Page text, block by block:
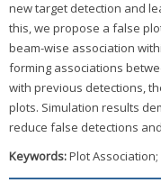
new target detection and
this, we propose a false
beam-wise association
forming associations
with previous detections,
plots. Simulation results
reduce false detections
Keywords:Plot